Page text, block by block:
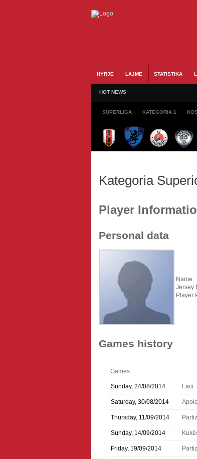
HYRJE LAJME STATISTIKA
HOT NEWS
SUPERLIGA KATEGORIA 1
Kategoria
Player
Personal data
Name:
Jersey
Player
Games history
Games
Sunday, 24/08/2014 Laci
Saturday, 30/08/2014
Thursday, 11/09/2014
Sunday, 14/09/2014
Friday, 19/09/2014